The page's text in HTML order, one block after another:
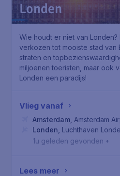
Londen
Wie houdt er niet van
verkozen tot mooiste stad van
straten en
miljoenen toeristen, maar ook
Londen een paradijs!
Vlieg vanaf
Amsterdam Amsterdam
Londen Luchthaven
1u geleden gevonden •
Lees meer